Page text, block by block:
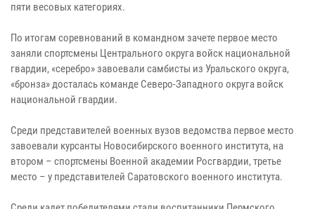
пяти весовых категориях.
По итогам соревнований в командном зачете первое место
заняли спортсмены Центрального округа войск национальной
гвардии, «серебро» завоевали самбисты из Уральского округа,
«бронза» досталась команде Северо-Западного округа войск
национальной гвардии.
Среди представителей военных вузов ведомства первое место
завоевали курсанты Новосибирского военного института, на
втором – спортсмены Военной академии Росгвардии, третье
место – у представителей Саратовского военного института.